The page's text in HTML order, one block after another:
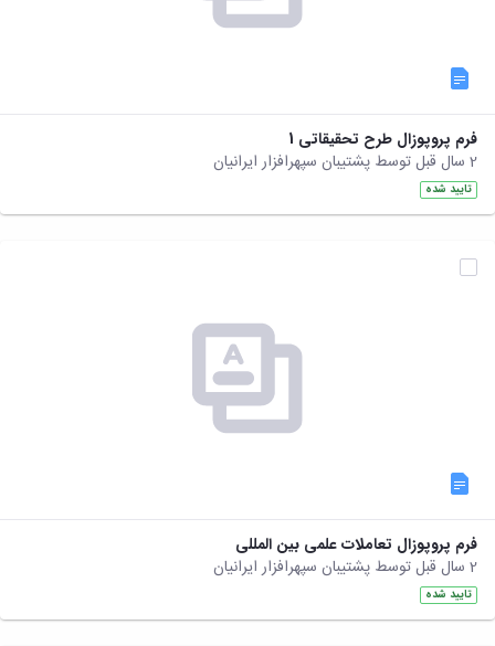
فرم پروپوزال طرح تحقیقاتی 1
تایید شده
فرم پروپوزال تعاملات علمی بین المللی
تایید شده